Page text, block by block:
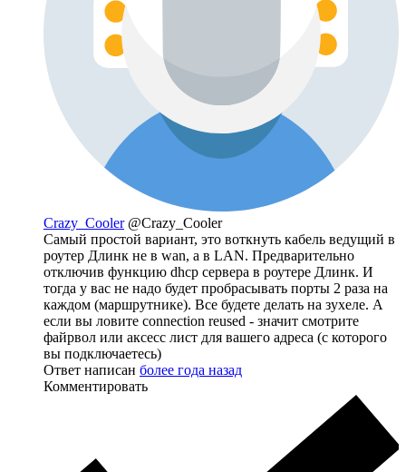
Crazy_Cooler @Crazy_Cooler
Самый простой вариант, это воткнуть кабель ведущий в
роутер Длинк не в wan, а в LAN. Предварительно
отключив функцию dhcp сервера в роутере Длинк. И
тогда у вас не надо будет пробрасывать порты 2 раза на
каждом (маршрутнике). Все будете делать на зухеле. А
если вы ловите connection reused - значит смотрите
файрвол или аксесс лист для вашего адреса (с которого
вы подключаетесь)
Ответ написан более года назад
Комментировать